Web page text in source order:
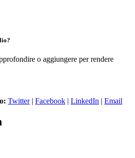
o aggiungere per rendere
Twitter| Facebook | LinkedIn | Email